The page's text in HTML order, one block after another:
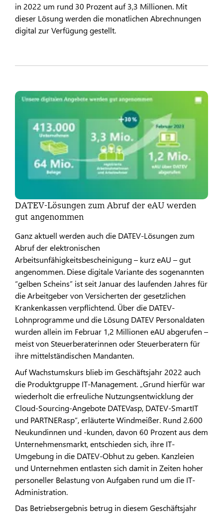
in 2022 um rund 30 Prozent auf 3,3 Millionen. Mit
dieser Lösung werden die monatlichen Abrechnungen
digital zur Verfügung gestellt.
DATEV-Lösungen zum Abruf der eAU werden
gut angenommen
Ganz aktuell werden auch die DATEV-Lösungen zum
Abruf der elektronischen
Arbeitsunfähigkeitsbescheinigung – kurz eAU – gut
angenommen. Diese digitale Variante des sogenannten
“gelben Scheins” ist seit Januar des laufenden Jahres für
die Arbeitgeber von Versicherten der gesetzlichen
Krankenkassen verpflichtend. Über die DATEV-
Lohnprogramme und die Lösung DATEV Personaldaten
wurden allein im Februar 1,2 Millionen eAU abgerufen –
meist von Steuerberaterinnen oder Steuerberatern für
ihre mittelständischen Mandanten.
Auf Wachstumskurs blieb im Geschäftsjahr 2022 auch
die Produktgruppe IT-Management. „Grund hierfür war
wiederholt die erfreuliche Nutzungsentwicklung der
Cloud-Sourcing-Angebote DATEVasp, DATEV-SmartIT
und PARTNERasp“, erläuterte Windmeißer. Rund 2.600
Neukundinnen und -kunden, davon 60 Prozent aus dem
Unternehmensmarkt, entschieden sich, ihre IT-
Umgebung in die DATEV-Obhut zu geben. Kanzleien
und Unternehmen entlasten sich damit in Zeiten hoher
personeller Belastung von Aufgaben rund um die IT-
Administration.
Das Betriebsergebnis betrug in diesem Geschäftsjahr